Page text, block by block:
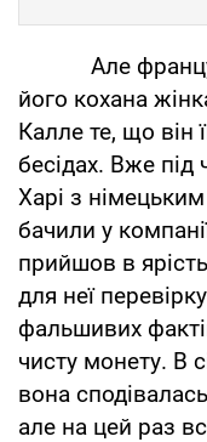
Але француз
його кохана
Калле те, що він
бесідах. Вже під
Харі з
бачили у
прийшов в
для неї
фальшивих
чисту монету. В
вона
але на цей раз